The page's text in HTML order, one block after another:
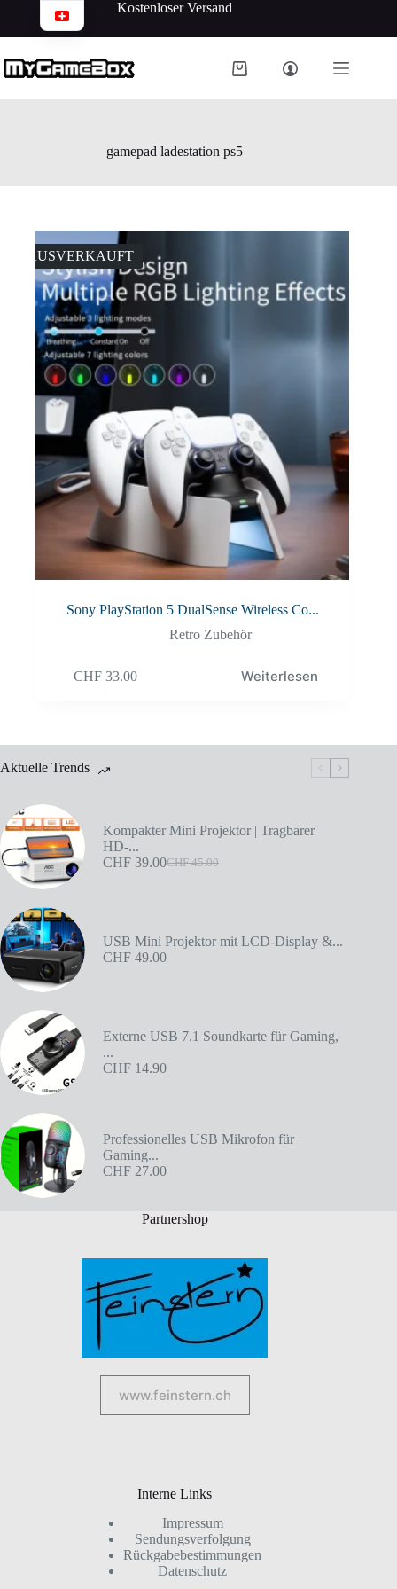
Kostenloser Versand
gamepad ladestation ps5
AUSVERKAUFT
Sony PlayStation 5 DualSense Wireless Co...
Retro Zubehör
CHF33.00 Weiterlesen
Aktuelle Trends
Kompakter Mini Projektor | Tragbarer
HD-...
CHF45.00
CHF 39.00
USB Mini Projektor mit LCD-Display &...
CHF 49.00
Externe USB 7.1 Soundkarte für Gaming,
...
CHF 14.90
Professionelles USB Mikrofon für
Gaming...
CHF 27.00
Partnershop
www.feinstern.ch
Interne Links
Impressum
Sendungsverfolgung
Rückgabebestimmungen
Datenschutz